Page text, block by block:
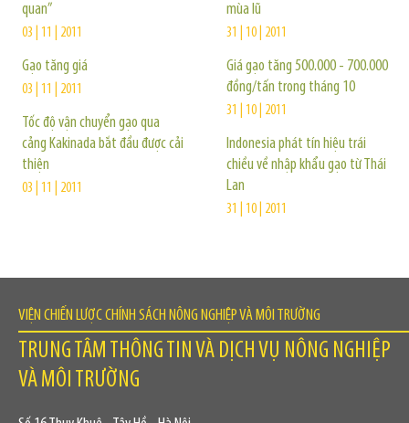
quan”
03 | 11 | 2011
Gạo tăng giá
03 | 11 | 2011
Tốc độ vận chuyển gạo qua
cảng Kakinada bắt đầu được cải
thiện
03 | 11 | 2011
mùa lũ
31 | 10 | 2011
Giá gạo tăng 500.000 - 700.000
đồng/tấn trong tháng 10
31 | 10 | 2011
Indonesia phát tín hiệu trái
chiều về nhập khẩu gạo từ Thái
Lan
31 | 10 | 2011
VIỆN CHIẾN LƯỢC CHÍNH SÁCH NÔNG NGHIỆP VÀ MÔI TRƯỜNG
TRUNG TÂM THÔNG TIN VÀ DỊCH VỤ NÔNG NGHIỆP
VÀ MÔI TRƯỜNG